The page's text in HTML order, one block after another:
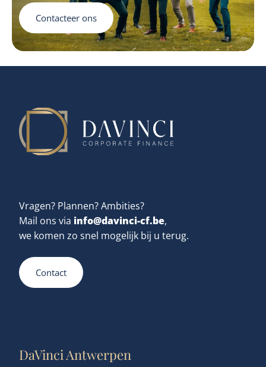
Contacteer ons
Vragen? Plannen? Ambities?
Mail ons via info@davinci-cf.be,
we komen zo snel mogelijk bij u terug.
Contact
DaVinci Antwerpen